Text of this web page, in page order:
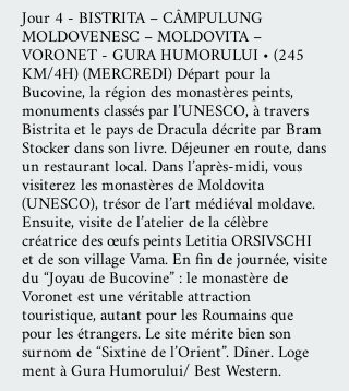
Jour 4 - BISTRITA – CÂMPULUNG
MOLDOVENESC – MOLDOVITA –
VORONET - GURA HUMORULUI • (245
KM/4H) (MERCREDI) Départ pour la
Bucovine, la région des monastères peints,
monuments classés par l’UNESCO, à travers
Bistrita et le pays de Dracula décrite par Bram
Stocker dans son livre. Déjeuner en route, dans
un restaurant local. Dans l’après-midi, vous
visiterez les monastères de Moldovita
(UNESCO), trésor de l’art médiéval moldave.
Ensuite, visite de l’atelier de la célèbre
créatrice des œufs peints Letitia ORSIVSCHI
et de son village Vama. En fin de journée, visite
du “Joyau de Bucovine” : le monastère de
Voronet est une véritable attraction
touristique, autant pour les Roumains que
pour les étrangers. Le site mérite bien son
surnom de “Sixtine de l’Orient”. Dîner. Loge
ment à Gura Humorului/ Best Western.